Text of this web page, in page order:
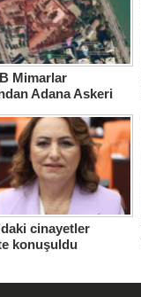
Mimarlar
Adana Askeri
cinayetler
konuşuldu